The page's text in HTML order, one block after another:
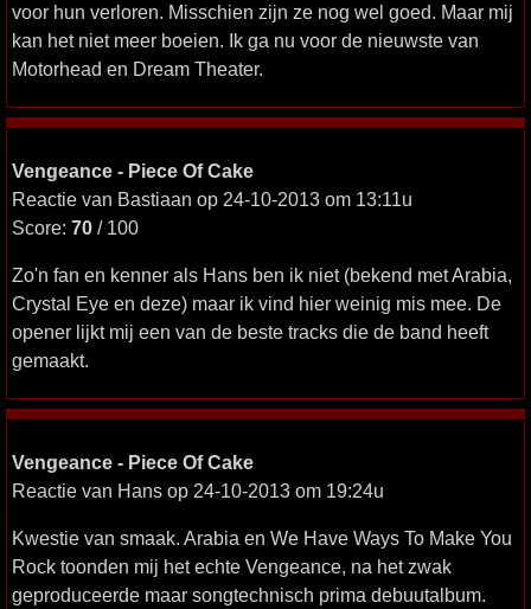
voor hun verloren. Misschien zijn ze nog wel goed. Maar mij
kan het niet meer boeien. Ik ga nu voor de nieuwste van
Motorhead en Dream Theater.
Vengeance - Piece Of Cake
Reactie van Bastiaan op 24-10-2013 om 13:11u
Score: 70 / 100
Zo'n fan en kenner als Hans ben ik niet (bekend met Arabia,
Crystal Eye en deze) maar ik vind hier weinig mis mee. De
opener lijkt mij een van de beste tracks die de band heeft
gemaakt.
Vengeance - Piece Of Cake
Reactie van Hans op 24-10-2013 om 19:24u
Kwestie van smaak. Arabia en We Have Ways To Make You
Rock toonden mij het echte Vengeance, na het zwak
geproduceerde maar songtechnisch prima debuutalbum.